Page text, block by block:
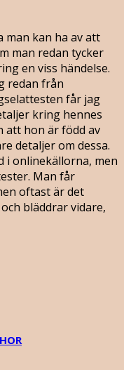
man kan ha av att
man redan tycker
en viss händelse.
redan från
får jag
kring hennes
att hon är född av
detaljer om dessa.
i onlinekällorna, men
Man får
oftast är det
bläddrar vidare,